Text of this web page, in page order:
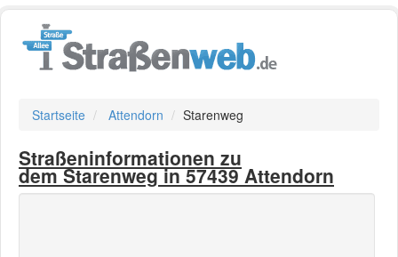
Startseite Attendorn Starenweg
Straßeninformationen zu
dem Starenweg in 57439 Attendorn